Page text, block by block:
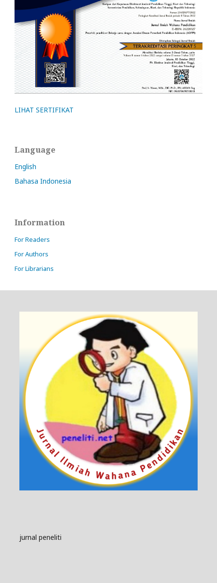
LIHAT SERTIFIKAT
Language
English
Bahasa Indonesia
Information
For Readers
For Authors
For Librarians
jurnal peneliti